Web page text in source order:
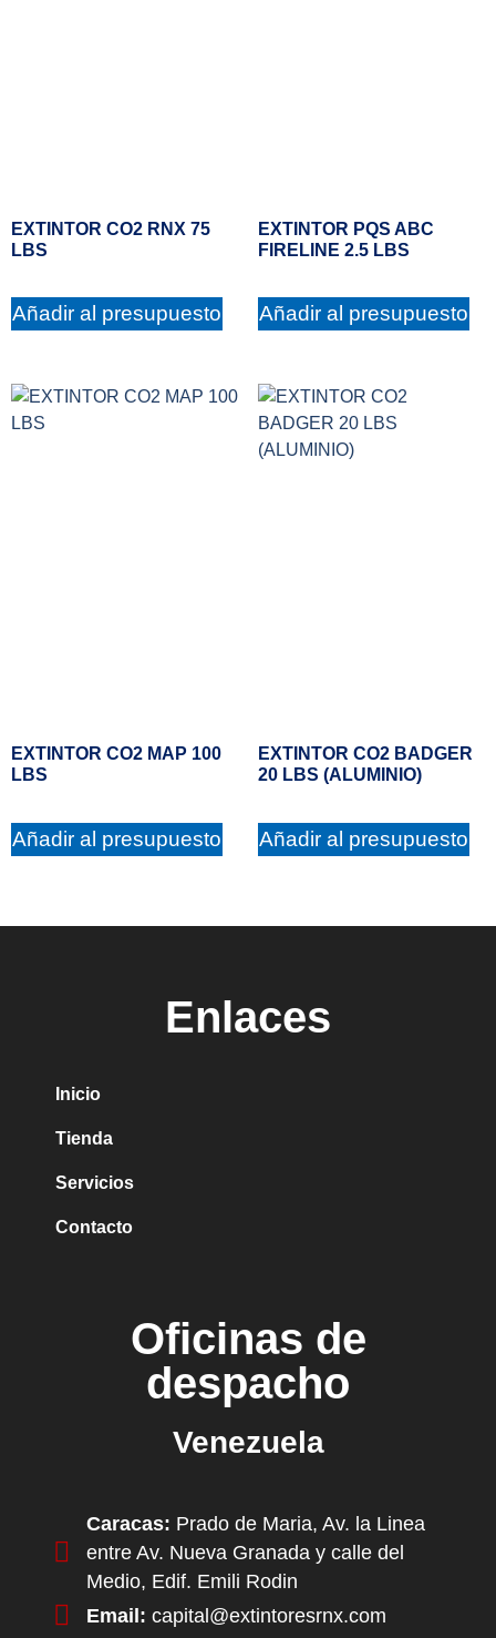
EXTINTOR CO2 RNX 75
LBS
Añadir al presupuesto
EXTINTOR PQS ABC
FIRELINE 2.5 LBS
Añadir al presupuesto
EXTINTOR CO2 MAP 100
LBS
Añadir al presupuesto
EXTINTOR CO2 BADGER
20 LBS (ALUMINIO)
Añadir al presupuesto
Enlaces
Inicio
Tienda
Servicios
Contacto
Oficinas de
despacho
Venezuela
Caracas: Prado de Maria, Av. la Linea
entre Av. Nueva Granada y calle del
Medio, Edif. Emili Rodin
Email: capital@extintoresrnx.com